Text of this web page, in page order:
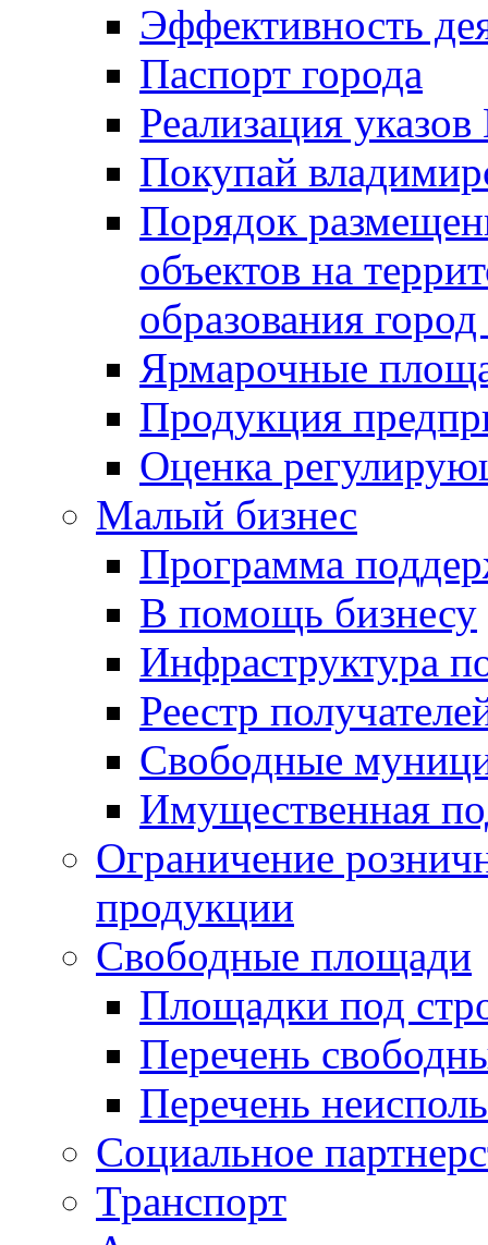
Эффективность
Паспорт города
Реализация
Покупай
Порядок
объектов на
образования
Ярмарочные
Продукция
Оценка
Малый бизнес
Программа
В помощь бизнесу
Инфраструктура
Реестр
Свободные
Имущественная
Ограничение
продукции
Свободные площади
Площадки под
Перечень
Перечень
Социальное
Транспорт